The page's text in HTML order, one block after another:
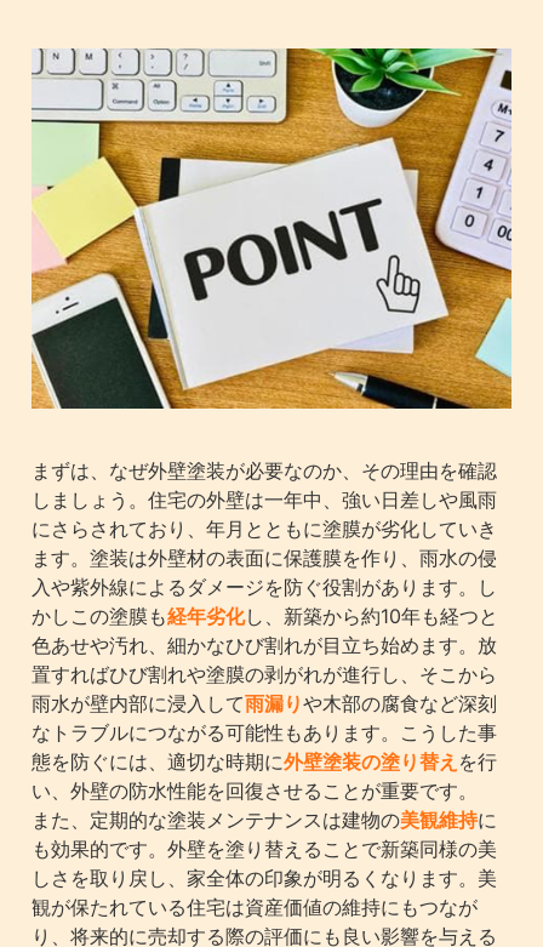
まずは、なぜ外壁塗装が必要なのか、その理由を確認
しましょう。住宅の外壁は一年中、強い日差しや風雨
にさらされており、年月とともに塗膜が劣化していき
ます。塗装は外壁材の表面に保護膜を作り、雨水の侵
入や紫外線によるダメージを防ぐ役割があります。し
かしこの塗膜も経年劣化し、新築から約10年も経つと
色あせや汚れ、細かなひび割れが目立ち始めます。放
置すればひび割れや塗膜の剥がれが進行し、そこから
雨水が壁内部に浸入して雨漏りや木部の腐食など深刻
なトラブルにつながる可能性もあります。こうした事
態を防ぐには、適切な時期に外壁塗装の塗り替え を行
い、外壁の防水性能を回復させることが重要です。
また、定期的な塗装メンテナンスは建物の美観維持に
も効果的です。外壁を塗り替えることで新築同様の美
しさを取り戻し、家全体の印象が明るくなります。美
観が保たれている住宅は資産価値の維持にもつなが
り、将来的に売却する際の評価にも良い影響を与える